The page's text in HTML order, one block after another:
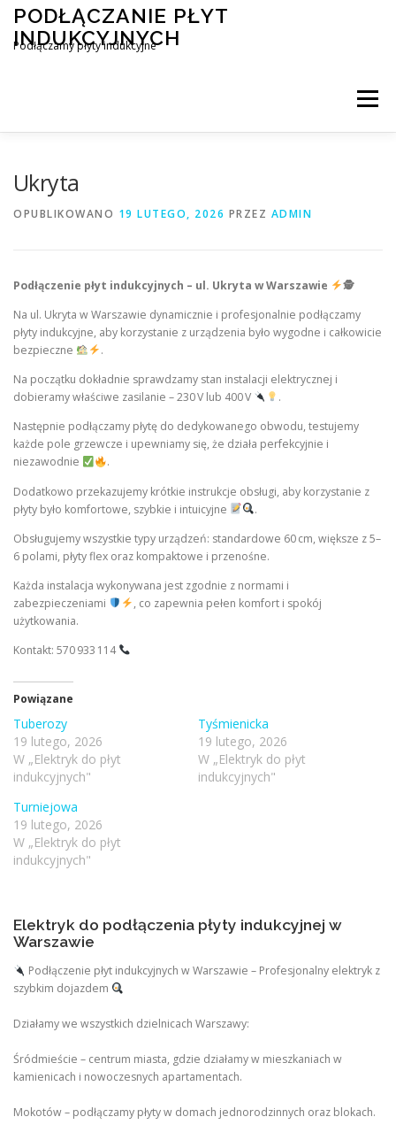
Przejdź
treści
PODŁĄCZANIE PŁYT
INDUKCYJNYCH
Podłączamy płyty indukcyjne
Menu
Ukryta
OPUBLIKOWANO 19 LUTEGO, 2026 PRZEZ ADMIN
Podłączenie płyt indukcyjnych – ul. Ukryta w Warszawie
🕵
Na ul. Ukryta w Warszawie dynamicznie i profesjonalnie podłączamy
płyty indukcyjne, aby korzystanie z urządzenia było wygodne i całkowicie
bezpieczne
.
Na początku dokładnie sprawdzamy stan instalacji elektrycznej i
dobieramy właściwe zasilanie – 230 V lub 400 V
.
Następnie podłączamy płytę do dedykowanego obwodu, testujemy
każde pole grzewcze i upewniamy się, że działa perfekcyjnie i
niezawodnie
.
Dodatkowo przekazujemy krótkie instrukcje obsługi, aby korzystanie z
płyty było komfortowe, szybkie i intuicyjne
.
Obsługujemy wszystkie typy urządzeń: standardowe 60 cm, większe z 5–
6 polami, płyty flex oraz kompaktowe i przenośne.
Każda instalacja wykonywana jest zgodnie z normami i
zabezpieczeniami
, co zapewnia pełen komfort i spokój
użytkowania.
Kontakt: 570 933 114
Powiązane
Tuberozy
19 lutego, 2026
W „Elektryk do płyt
indukcyjnych"
Tyśmienicka
19 lutego, 2026
W „Elektryk do płyt
indukcyjnych"
Turniejowa
19 lutego, 2026
W „Elektryk do płyt
indukcyjnych"
Elektryk do podłączenia płyty indukcyjnej w
Warszawie
Podłączenie płyt indukcyjnych w Warszawie – Profesjonalny elektryk z
szybkim dojazdem
Działamy we wszystkich dzielnicach Warszawy:
Śródmieście – centrum miasta, gdzie działamy w mieszkaniach w
kamienicach i nowoczesnych apartamentach.
Mokotów – podłączamy płyty w domach jednorodzinnych oraz blokach.